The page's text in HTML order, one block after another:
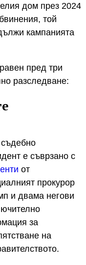
дом през 2024
той
кампанията
пред три
разследване:
е съврзано с
от
прокурор
и двама негови
за
на